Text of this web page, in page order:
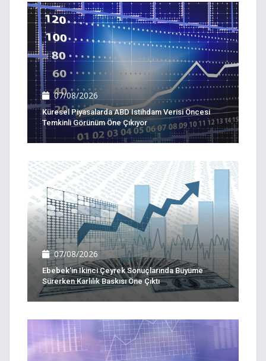
07/08/2026
Küresel Piyasalarda ABD Istihdam Verisi Öncesi
Temkinli Görünüm Öne Çıkıyor
07/08/2026
Ebebek'in Ikinci Çeyrek Sonuçlarında Büyüme
Sürerken Karlılık Baskısı Öne Çıktı